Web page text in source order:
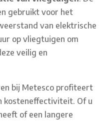
gebruikt voor het
van elektrische
op vliegtuigen om
veilig en
bij Metesco profiteert
kosteneffectiviteit. Of u
of een langere